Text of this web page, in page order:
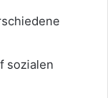
sozialen